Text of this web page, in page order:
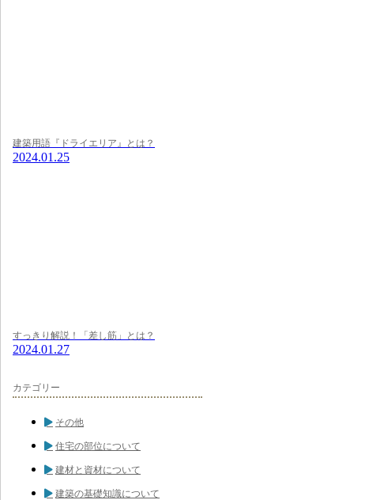
建築用語『ドライエリア』とは？
2024.01.25
すっきり解説！「差し筋」とは？
2024.01.27
カテゴリー
その他
住宅の部位について
建材と資材について
建築の基礎知識について